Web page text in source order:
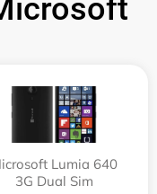
Lumia 640
3G Dual Sim